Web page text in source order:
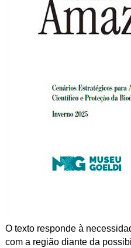
Otexto responde à
com a região diante da